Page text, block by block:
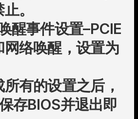
。
醒事件设置–PCIE
络唤醒，设置为
有的设置之后，
存BIOS并退出即